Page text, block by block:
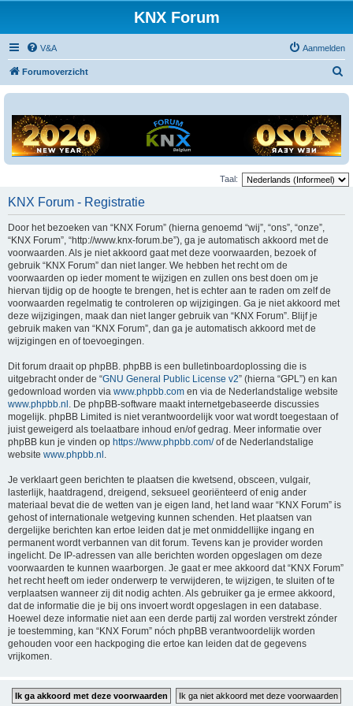
KNX Forum
V&A Aanmelden
Forumoverzicht
Taal:
KNX Forum - Registratie
Door het bezoeken van “KNX Forum” (hierna genoemd “wij”, “ons”, “onze”,
“KNX Forum”, “http://www.knx-forum.be”), ga je automatisch akkoord met de
voorwaarden. Als je niet akkoord gaat met deze voorwaarden, bezoek of
gebruik “KNX Forum” dan niet langer. We hebben het recht om de
voorwaarden op ieder moment te wijzigen en zullen ons best doen om je
hiervan tijdig op de hoogte te brengen, het is echter aan te raden om zelf de
voorwaarden regelmatig te controleren op wijzigingen. Ga je niet akkoord met
deze wijzigingen, maak dan niet langer gebruik van “KNX Forum”. Blijf je
gebruik maken van “KNX Forum”, dan ga je automatisch akkoord met de
wijzigingen en of toevoegingen.
Dit forum draait op phpBB. phpBB is een bulletinboardoplossing die is
uitgebracht onder de “GNU General Public License v2” (hierna “GPL”) en kan
gedownload worden via www.phpbb.com en via de Nederlandstalige website
www.phpbb.nl . De phpBB-software maakt internetgebaseerde discussies
mogelijk. phpBB Limited is niet verantwoordelijk voor wat wordt toegestaan of
juist geweigerd als toelaatbare inhoud en/of gedrag. Meer informatie over
phpBB kun je vinden op https://www.phpbb.com/of de Nederlandstalige
website www.phpbb.nl .
Je verklaart geen berichten te plaatsen die kwetsend, obsceen, vulgair,
lasterlijk, haatdragend, dreigend, seksueel georiënteerd of enig ander
materiaal bevat die de wetten van je eigen land, het land waar “KNX Forum” is
gehost of internationale wetgeving kunnen schenden. Het plaatsen van
dergelijke berichten kan ertoe leiden dat je met onmiddellijke ingang en
permanent wordt verbannen van dit forum. Tevens kan je provider worden
ingelicht. De IP-adressen van alle berichten worden opgeslagen om deze
voorwaarden te kunnen waarborgen. Je gaat er mee akkoord dat “KNX Forum”
het recht heeft om ieder onderwerp te verwijderen, te wijzigen, te sluiten of te
verplaatsen wanneer zij dit nodig achten. Als gebruiker ga je ermee akkoord,
dat de informatie die je bij ons invoert wordt opgeslagen in een database.
Hoewel deze informatie niet aan een derde partij zal worden verstrekt zónder
je toestemming, kan “KNX Forum” nóch phpBB verantwoordelijk worden
gehouden voor een hackpoging die ertoe kan leiden dat de gegevens
vrijkomen.